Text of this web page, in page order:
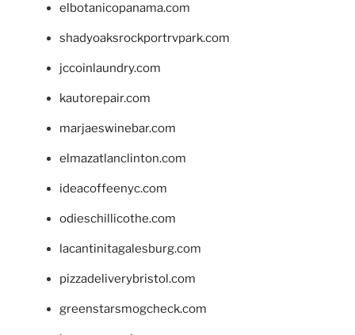
elbotanicopanama.com
shadyoaksrockportrvpark.com
jccoinlaundry.com
kautorepair.com
marjaeswinebar.com
elmazatlanclinton.com
ideacoffeenyc.com
odieschillicothe.com
lacantinitagalesburg.com
pizzadeliverybristol.com
greenstarsmogcheck.com